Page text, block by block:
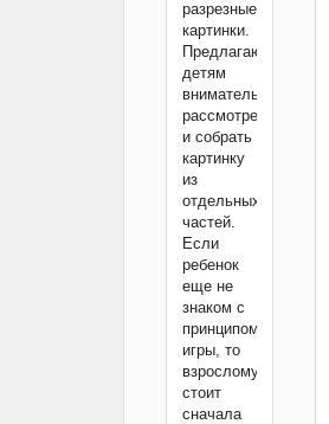
разрезные
картинки.
Предлагают
детям
внимательно
рассмотреть
и собрать
картинку
из
отдельных
частей.
Если
ребенок
еще не
знаком с
принципом
игры, то
взрослому
стоит
сначала